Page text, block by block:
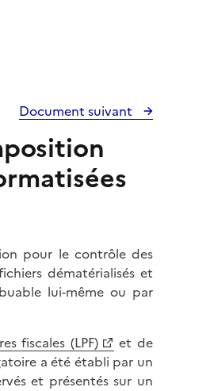
Document suivant
pour le contrôle des
dématérialisés et
lui-même ou par
fiscales (LPF)
et de
a été établi par un
et présentés sur un